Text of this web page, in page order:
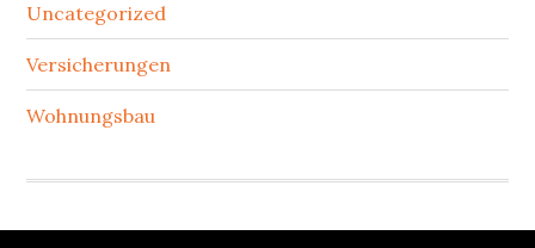
Uncategorized
Versicherungen
Wohnungsbau